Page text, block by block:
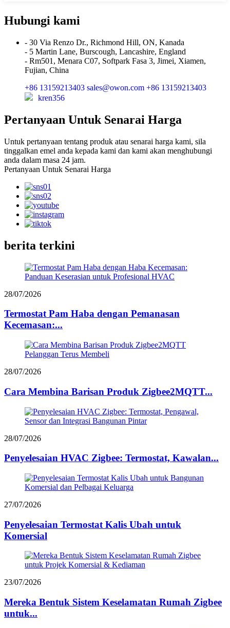
Hubungi kami
- 30 Via Renzo Dr., Richmond Hill, ON, Kanada
- 5 Martin Lane, Burscough, Lancashire, England
- Rm501, Menara C07, Softpark Fasa 3, Jimei, Xiamen,
Fujian, China
+86 13159213403 sales@owon.com +86 13159213403
kren356
Pertanyaan Untuk Senarai Harga
Untuk pertanyaan tentang produk atau senarai harga kami, sila
tinggalkan emel anda kepada kami dan kami akan menghubungi
anda dalam masa 24 jam.
Pertanyaan Untuk Senarai Harga
berita terkini
28/07/2026
Termostat Pam Haba dengan Pemanasan
Kecemasan:...
28/07/2026
Cara Membina Barisan Produk Zigbee2MQTT...
28/07/2026
Penyelesaian HVAC Zigbee: Termostat, Kawalan...
27/07/2026
Penyelesaian Termostat Kalis Ubah untuk
Komersial
23/07/2026
Mereka Bentuk Sistem Keselamatan Rumah Zigbee
untuk...